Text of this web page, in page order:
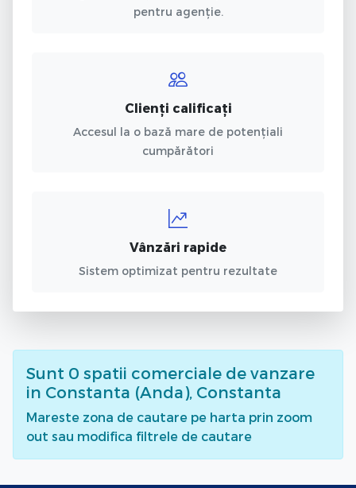
pentru agenție.
Clienți calificați
Accesul la o bază mare de potențiali
cumpărători
Vânzări rapide
Sistem optimizat pentru rezultate
Sunt 0 spatii comerciale de vanzare
in Constanta (Anda), Constanta
Mareste zona de cautare pe harta prin zoom
out sau modifica filtrele de cautare